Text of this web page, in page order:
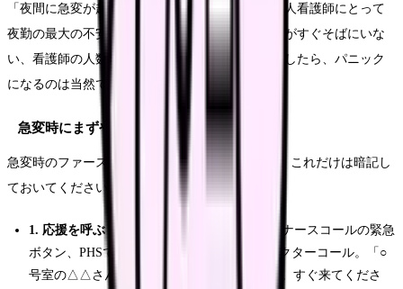
「夜間に急変が起きたらどうしよう」。これが新人看護師にとって
夜勤の最大の不安要素です。日勤帯と違って医師がすぐそばにいな
い、看護師の人数も少ない。その中で急変に遭遇したら、パニック
になるのは当然です。
急変時にまずやるべきこと
急変時のファーストステップは、以下の3つです。これだけは暗記し
ておいてください。
1. 応援を呼ぶ：一人で対応しようとしない。ナースコールの緊急
ボタン、PHSで先輩に連絡、必要に応じてドクターコール。「○
号室の△△さん、意識レベル低下しています。すぐ来てくださ